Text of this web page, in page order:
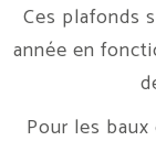
Ces plafonds
année en
Pour les